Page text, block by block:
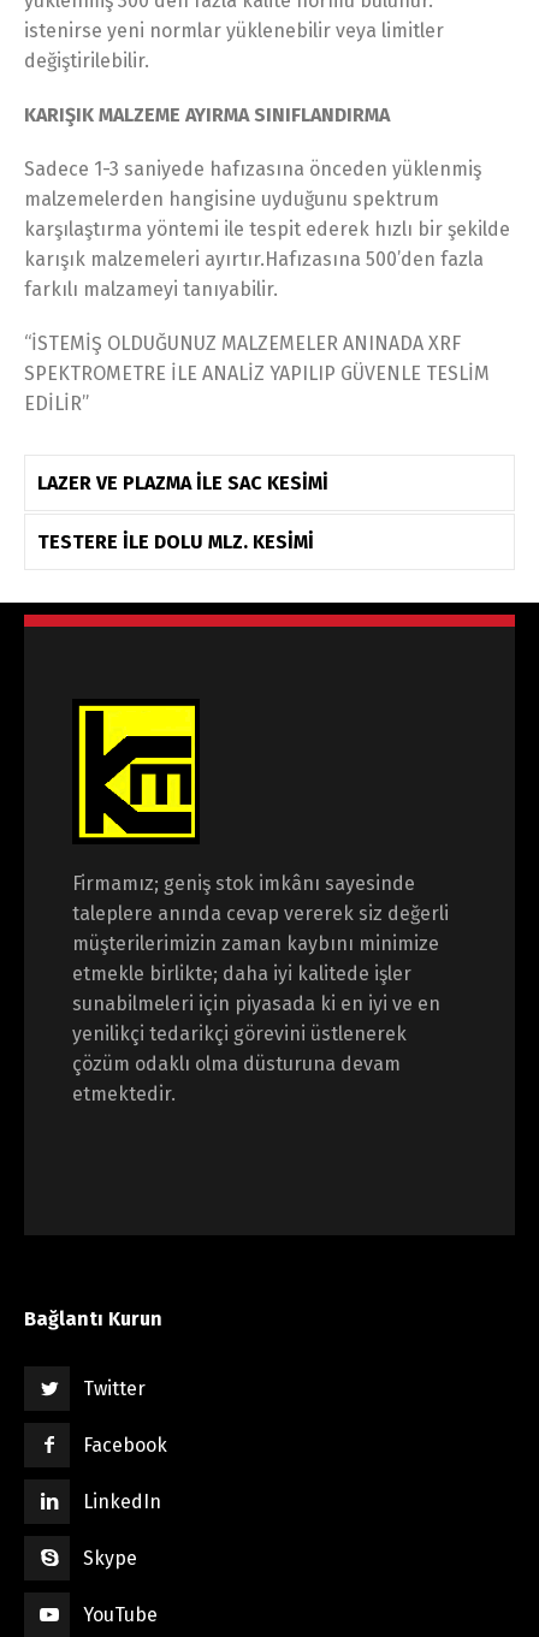
istenirse yeni normlar yüklenebilir veya limitler
değiştirilebilir.
KARIŞIK MALZEME AYIRMA SINIFLANDIRMA
Sadece 1-3 saniyede hafızasına önceden yüklenmiş
malzemelerden hangisine uyduğunu spektrum
karşılaştırma yöntemi ile tespit ederek hızlı bir şekilde
karışık malzemeleri ayırtır.Hafızasına 500’den fazla
farkılı malzameyi tanıyabilir.
“İSTEMİŞ OLDUĞUNUZ MALZEMELER ANINADA XRF
SPEKTROMETRE İLE ANALİZ YAPILIP GÜVENLE TESLİM
EDİLİR”
LAZER VE PLAZMA İLE SAC KESİMİ
TESTERE İLE DOLU MLZ. KESİMİ
Firmamız; geniş stok imkânı sayesinde
taleplere anında cevap vererek siz değerli
müşterilerimizin zaman kaybını minimize
etmekle birlikte; daha iyi kalitede işler
sunabilmeleri için piyasada ki en iyi ve en
yenilikçi tedarikçi görevini üstlenerek
çözüm odaklı olma düsturuna devam
etmektedir.
Bağlantı Kurun
Twitter
Facebook
LinkedIn
Skype
YouTube